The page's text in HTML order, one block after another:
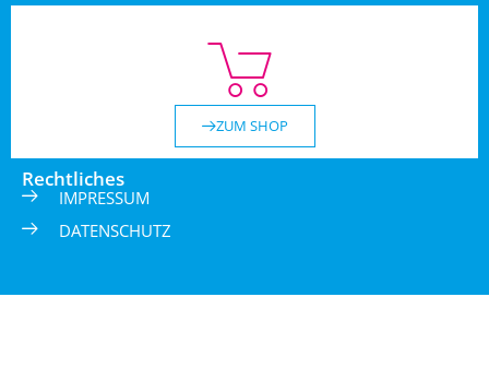
ZUM SHOP
Rechtliches
IMPRESSUM
DATENSCHUTZ